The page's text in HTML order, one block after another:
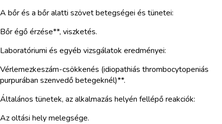
A bőr és a bőr alatti szövet betegségei és tünetei:
Bőr égő érzése**, viszketés.
Laboratóriumi és egyéb vizsgálatok eredményei:
Vérlemezkeszám-csökkenés (idiopathiás thrombocytopeniás
purpurában szenvedő betegeknél)**.
Általános tünetek, az alkalmazás helyén fellépő reakciók:
Az oltási hely melegsége.